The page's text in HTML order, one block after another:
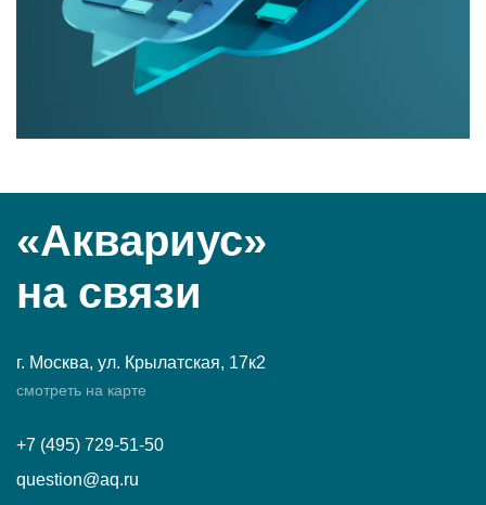
«Аквариус»
на связи
г. Москва, ул. Крылатская, 17к2
смотреть на карте
+7 (495) 729-51-50
question@aq.ru